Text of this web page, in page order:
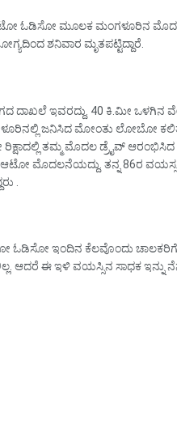
ಆಟೋ ಓಡಿಸೋ ಮೂಲಕ ಮಂಗಳೂರಿನ
ಶನಿವಾರ ಮೃತಪಟ್ಟಿದ್ದಾರೆ.
ದಾಖಲೆ ಇವರದ್ದು. 40 ಕಿ.ಮೀ
ಜನಿಸಿದ ಮೋಂತು ಲೋಬೋ
ತಮ್ಮ ಮೊದಲ ಡ್ರೈವ್
ಮೊದಲನೆಯದ್ದು. ತನ್ನ 86ರ
.
ಆಟೋ ಓಡಿಸೋ ಇಂದಿನ ಕೆಲವೊಂದು
ಆದರೆ ಈ ಇಳಿ ವಯಸ್ಸಿನ ಸಾಧಕ ಇನ್ನು